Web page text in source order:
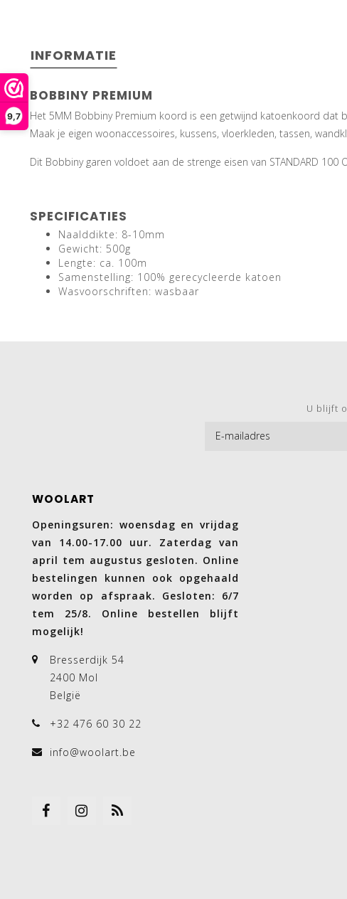
9,7
INFORMATIE
BOBBINY PREMIUM
Het 5MM Bobbiny Premium koord is een getwijnd katoenkoord dat
Maak je eigen woonaccessoires, kussens, vloerkleden, tassen,
Dit Bobbiny garen voldoet aan de strenge eisen van STANDARD
SPECIFICATIES
Naalddikte: 8-10mm
Gewicht: 500g
Lengte: ca. 100m
Samenstelling: 100% gerecycleerde katoen
Wasvoorschriften: wasbaar
U blijft
WOOLART
Openingsuren: woensdag en vrijdag
van 14.00-17.00 uur. Zaterdag van
april tem augustus gesloten. Online
bestelingen kunnen ook opgehaald
worden op afspraak. Gesloten: 6/7
tem 25/8. Online bestellen blijft
mogelijk!
Bresserdijk 54
2400 Mol
België
+32 476 60 30 22
info@woolart.be